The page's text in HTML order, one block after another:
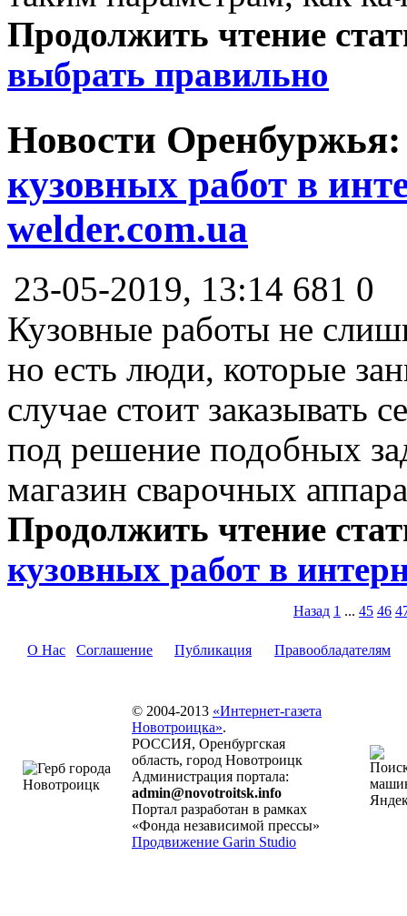
Продолжить чтение
выбрать правильно
Новости
кузовных работ в
welder.com.ua
23-05-2019, 13:14 681 0
Кузовные работы не
но есть люди, которые
случае стоит заказывать
под решение подобных
магазин сварочных
Продолжить чтение
кузовных работ в
Назад 1 ... 45 46
О Нас Соглашение Публикация Правообладателям
© 2004-2013 «Интернет-газета
Новотроицка».
РОССИЯ, Оренбургская
область, город Новотроицк
Администрация портала:
admin@novotroitsk.info
Портал разработан в рамках
«Фонда независимой прессы»
Продвижение Garin Studio